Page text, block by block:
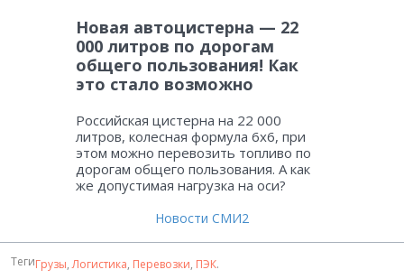
Новая автоцистерна — 22
000 литров по дорогам
общего пользования! Как
это стало возможно
Российская цистерна на 22 000
литров, колесная формула 6х6, при
этом можно перевозить топливо по
дорогам общего пользования. А как
же допустимая нагрузка на оси?
Новости СМИ2
ТегиГрузы,Логистика, Перевозки, ПЭК.